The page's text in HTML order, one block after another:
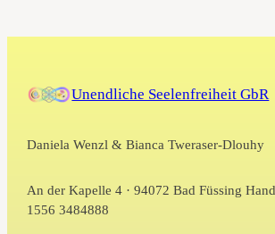
Unendliche Seelenfreiheit GbR
Daniela Wenzl & Bianca Tweraser-Dlouhy
An der Kapelle 4 · 94072 Bad Füssing
1556 3484888